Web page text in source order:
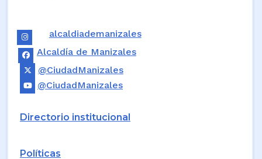
alcaldiademanizales
Alcaldía de Manizales
@CiudadManizales
@CiudadManizales
Directorio institucional
Políticas